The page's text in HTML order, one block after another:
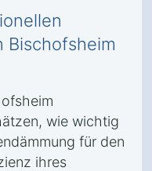
Bischofsheim
wie wichtig
für den
ihres